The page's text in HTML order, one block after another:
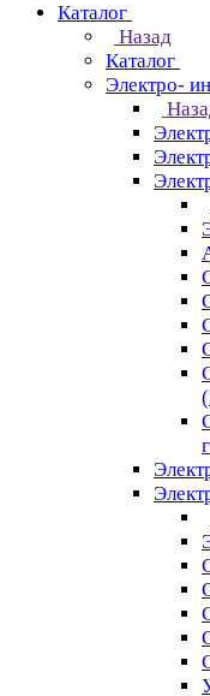
Каталог
Назад
Каталог
Электро-